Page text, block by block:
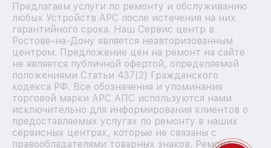
Предлагаем услуги по ремонту и обслуживанию
любых Устройств APC после истечения на них
гарантийного срока. Наш Сервис центр в
Ростове-на-Дону является неавторизованным
центром. Предложение цен на ремонт на сайте
не является публичной офертой, определяемой
положениями Статьи 437(2) Гражданского
кодекса РФ. Все обозначения и упоминания
торговой марки APC АПС используются нами
исключительно для информирования клиентов о
предоставляемых услугах по ремонту в наших
сервисных центрах, которые не связаны с
правообладателями товарных знаков. Ремонт